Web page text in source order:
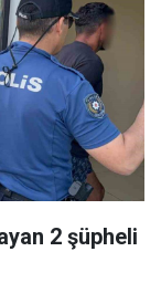
2 şüpheli